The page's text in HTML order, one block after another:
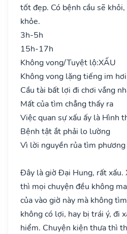
tốt đẹp. Có bệnh cầu sẽ
khỏe.
3h-5h
15h-17h
Không vong/Tuyệt lộ:XẤU
Không vong lặng tiếng im hơi
Cầu tài bất lợi đi chơi vắng
Mất của tìm chẳng thấy ra
Việc quan sự xấu ấy là Hình
Bệnh tật ắt phải lo lường
Vì lời nguyền rủa tìm
Đây là giờ Đại Hung, rất xấu.
thì mọi chuyện đều không
của vào giờ này mà không
không có lợi, hay bị trái ý, đi
hiểm. Chuyện kiện thưa thì